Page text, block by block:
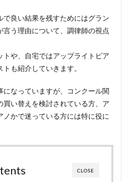
良い結果を残すためにはグラン
言う理由について、調律師の視点
トや、自宅ではアップライトピア
も紹介していきます。
になっていますが、コンクール関
い替えを検討されている方、ア
ノかで迷っている方には特に役に
CLOSE